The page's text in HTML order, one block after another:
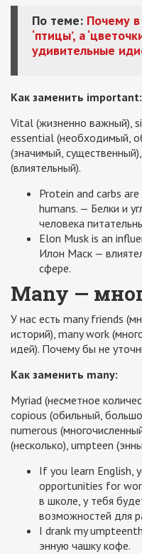
По теме: Почему в
‘птицы’, а
удивительные
Как заменить important:
Vital (жизненно важный),
essential (необходимый,
(значимый,
(влиятельный).
Protein and carbs
humans. — Белки и
человека
Elon Musk is an
Илон Маск —
сфере.
Many —
У нас есть many friends
историй), many work
идей). Почему бы не
Как заменить many:
Myriad (несметное
copious (обильный,
numerous
(несколько), umpteen
If you learn English,
opportunities for
в школе, у тебя
возможностей для
I drank my
энную чашку кофе.